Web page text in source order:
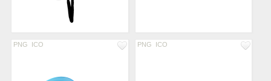
PNG ICO PNG ICO